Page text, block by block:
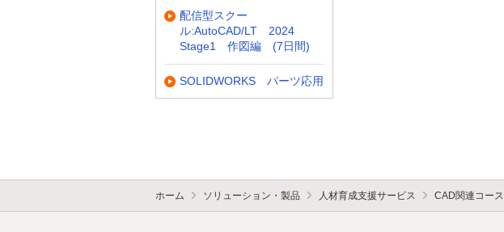
配信型スクー
ル:AutoCAD/LT 2024
Stage1 作図編 (7日間)
SOLIDWORKS パーツ応用
ホーム ソリューション・製品 人材育成支援サービス CAD関連コース